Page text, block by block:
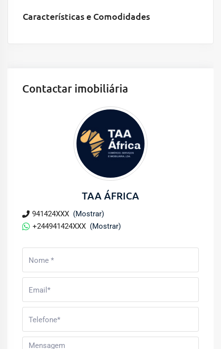
Características e Comodidades
Contactar imobiliária
TAA ÁFRICA
941424XXX (Mostrar)
+244941424XXX (Mostrar)